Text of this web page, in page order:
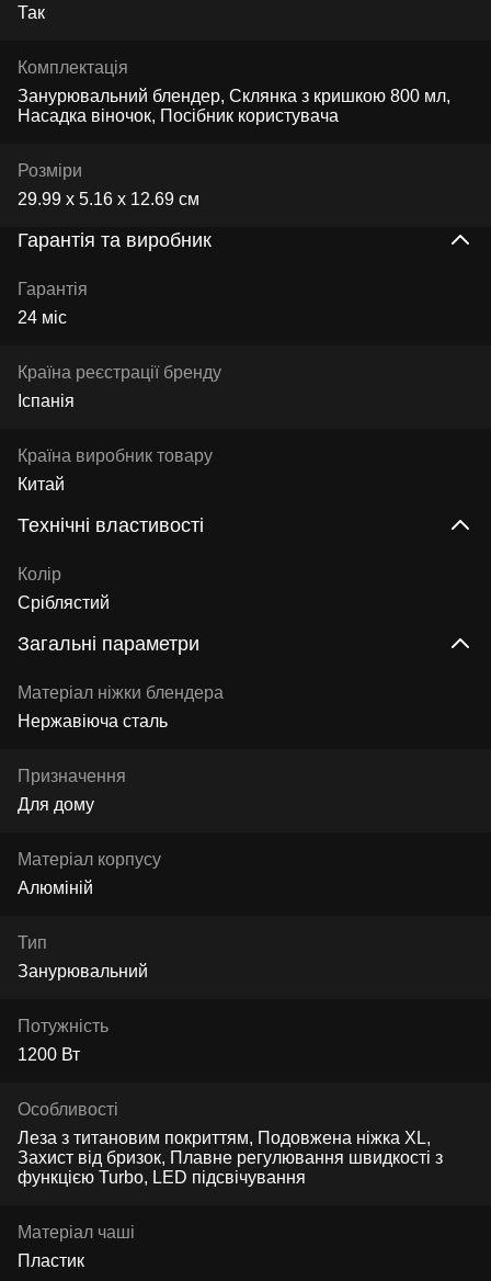
Так
Комплектація
Занурювальний блендер, Склянка з кришкою 800 мл,
Насадка віночок, Посібник користувача
Розміри
29.99 х 5.16 х 12.69 см
Гарантія та виробник
Гарантія
24 міс
Країна реєстрації бренду
Іспанія
Країна виробник товару
Китай
Технічні властивості
Колір
Сріблястий
Загальні параметри
Матеріал ніжки блендера
Нержавіюча сталь
Призначення
Для дому
Матеріал корпусу
Алюміній
Тип
Занурювальний
Потужність
1200 Вт
Особливості
Леза з титановим покриттям, Подовжена ніжка XL,
Захист від бризок, Плавне регулювання швидкості з
функцією Turbo, LED підсвічування
Матеріал чаші
Пластик